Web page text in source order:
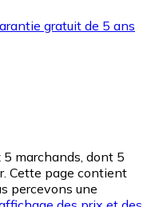
gratuit de 5 ans
marchands, dont 5
Cette page contient
percevons une